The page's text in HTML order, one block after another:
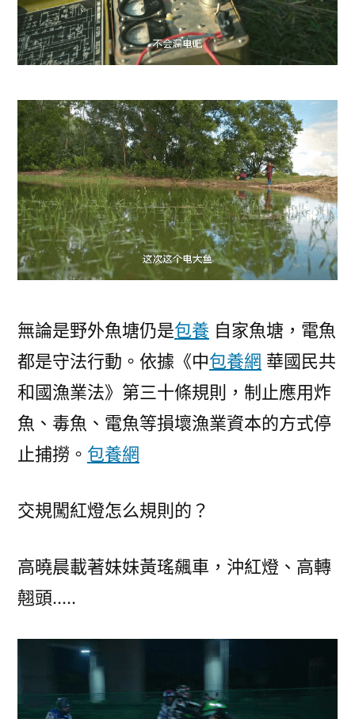
無論是野外魚塘仍是包養 自家魚塘，電魚
都是守法行動。依據《中包養網 華國民共
和國漁業法》第三十條規則，制止應用炸
魚、毒魚、電魚等損壞漁業資本的方式停
止捕撈。 包養網
交規闖紅燈怎么規則的？
高曉晨載著妹妹黃瑤飆車，沖紅燈、高轉
翹頭…..